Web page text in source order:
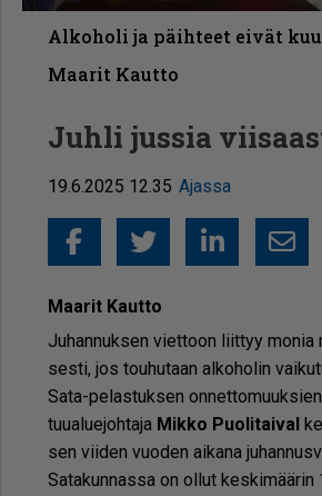
Alkoholi ja päihteet eivät
Maarit Kautto
Juhli jussia
19.6.2025 12.35 Ajassa
FacebookTwitter
Maa­rit Kaut­to
Ju­han­nuk­sen viet­toon liit­tyy
ses­ti, jos tou­hu­taan al­ko­ho­lin
Sata-pe­las­tuk­sen
tuu­a­lu­e­joh­ta­ja Mik­ko Puo­li­tai­val
sen vii­den vuo­den ai­ka­na
Sa­ta­kun­nas­sa on ol­lut